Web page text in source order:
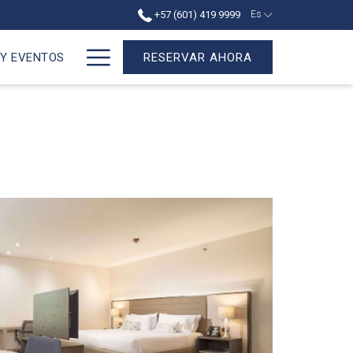
+57 (601) 419 9999 Es
EVENTOS Hamburger
Menu
RESERVAR AHORA